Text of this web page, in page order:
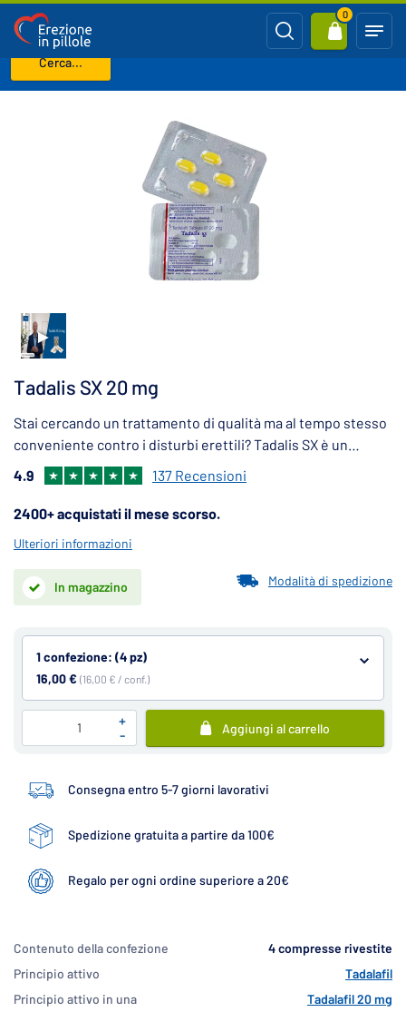
Cerca...
0
Benvenuto CIALIS generico (Tadalafil)
Tadalis SX 20 mg
Stai cercando un trattamento di qualità ma al tempo stesso
conveniente contro i disturbi erettili? Tadalis SX è un
sostituto a tutti gli effetti del farmaco Cialis (il cosiddetto
Cialis Generico) per il trattamento delle disfunzioni erettili.
4.9 137 Recensioni
2400+ acquistati il mese scorso.
Ulteriori informazioni
In magazzino Modalità di spedizione
1 confezione: (4 pz)
16,00 € (16,00 € / conf.)
+
-
Aggiungi al carrello
Consegna entro 5-7 giorni lavorativi
Spedizione gratuita a partire da 100€
Regalo per ogni ordine superiore a 20€
Contenuto della confezione
4 compresse rivestite
Principio attivo
Tadalafil
Principio attivo in una
Tadalafil 20 mg